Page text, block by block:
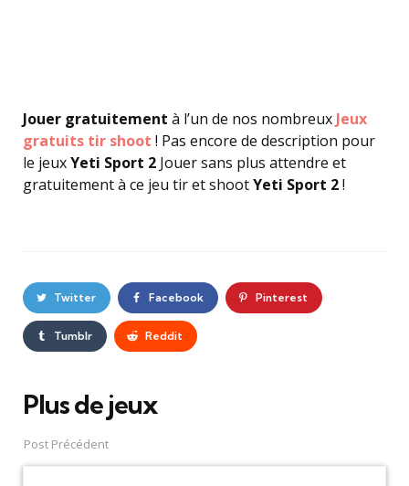
Jouer gratuitement à l’un de nos nombreux Jeux
gratuits tir shoot ! Pas encore de description pour
le jeuxYeti Sport 2 Jouer sans plus attendre et
gratuitement à ce jeu tir et shootYeti Sport 2!
Twitter Facebook Pinterest
Tumblr Reddit
Plus de jeux
Post
navigation
Post Précédent